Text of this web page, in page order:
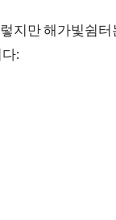
지만 해가빛쉼
: